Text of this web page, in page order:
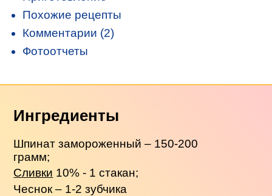
Похожие рецепты
Комментарии (2)
Фотоотчеты
Ингредиенты
Шпинат замороженный – 150-200
грамм;
Сливки 10% - 1 стакан;
Чеснок – 1-2 зубчика